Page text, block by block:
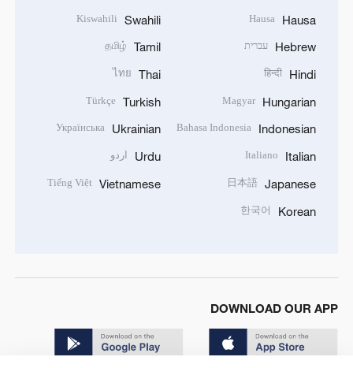
Hausa
Hausa
Hebrew עברית
Hindi
हिन्दी
Hungarian
Magyar
Indonesian
Bahasa Indonesia
Italian
Italiano
Japanese
日本語
Korean
한국어
Swahili
Kiswahili
Tamil
தமிழ்
Thai
ไทย
Turkish
Türkçe
Ukrainian
Українська
Urdu اردو
Vietnamese
Tiếng Việt
DOWNLOAD OUR APP